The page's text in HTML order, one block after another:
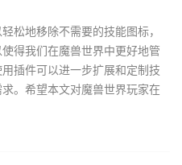
松地移除不需要的技能图标，
得我们在魔兽世界中更好地管
插件可以进一步扩展和定制技
。希望本文对魔兽世界玩家在